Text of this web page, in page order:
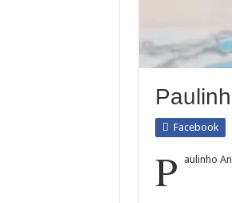
Facebook
P aulinho